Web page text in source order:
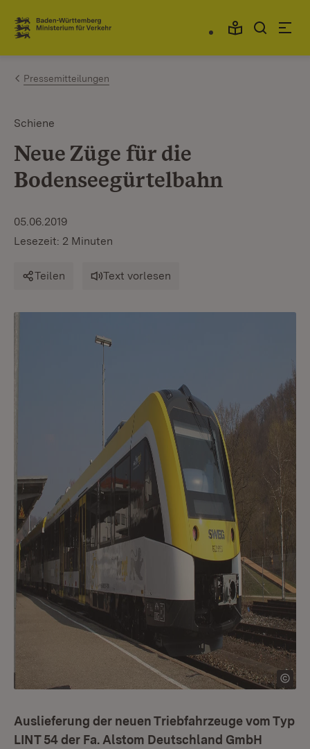
Zum Inhalt springen
Link zur Startseite
Pressemitteilungen
Schiene
Neue Züge für die
Bodenseegürtelbahn
05.06.2019
Lesezeit: 2 Minuten
Teilen Text vorlesen
Auslieferung der neuen Triebfahrzeuge vom Typ
LINT 54 der Fa. Alstom Deutschland GmbH